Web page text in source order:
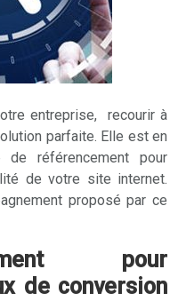
entreprise, recourir à
parfaite. Elle est en
de référencement pour
de votre site internet.
proposé par ce
pour
de conversion